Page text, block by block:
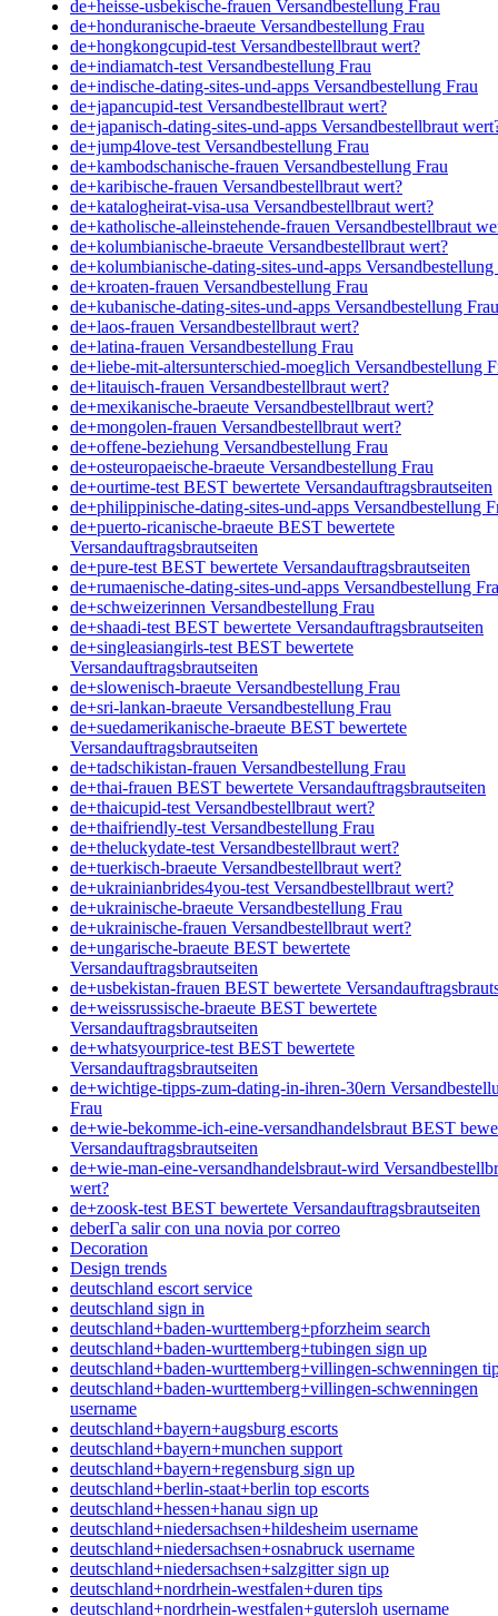
de+heisse-usbekische-frauen Versandbestellung Frau
de+honduranische-braeute Versandbestellung Frau
de+hongkongcupid-test Versandbestellbraut wert?
de+indiamatch-test Versandbestellung Frau
de+indische-dating-sites-und-apps Versandbestellung Frau
de+japancupid-test Versandbestellbraut wert?
de+japanisch-dating-sites-und-apps Versandbestellbraut
de+jump4love-test Versandbestellung Frau
de+kambodschanische-frauen Versandbestellung Frau
de+karibische-frauen Versandbestellbraut wert?
de+katalogheirat-visa-usa Versandbestellbraut wert?
de+katholische-alleinstehende-frauen Versandbestellbraut
de+kolumbianische-braeute Versandbestellbraut wert?
de+kolumbianische-dating-sites-und-apps Versandbestellung
de+kroaten-frauen Versandbestellung Frau
de+kubanische-dating-sites-und-apps Versandbestellung Frau
de+laos-frauen Versandbestellbraut wert?
de+latina-frauen Versandbestellung Frau
de+liebe-mit-altersunterschied-moeglich Versandbestellung
de+litauisch-frauen Versandbestellbraut wert?
de+mexikanische-braeute Versandbestellbraut wert?
de+mongolen-frauen Versandbestellbraut wert?
de+offene-beziehung Versandbestellung Frau
de+osteuropaeische-braeute Versandbestellung Frau
de+ourtime-test BEST bewertete Versandauftragsbrautseiten
de+philippinische-dating-sites-und-apps Versandbestellung
de+puerto-ricanische-braeute BEST bewertete
Versandauftragsbrautseiten
de+pure-test BEST bewertete Versandauftragsbrautseiten
de+rumaenische-dating-sites-und-apps Versandbestellung
de+schweizerinnen Versandbestellung Frau
de+shaadi-test BEST bewertete Versandauftragsbrautseiten
de+singleasiangirls-test BEST bewertete
Versandauftragsbrautseiten
de+slowenisch-braeute Versandbestellung Frau
de+sri-lankan-braeute Versandbestellung Frau
de+suedamerikanische-braeute BEST bewertete
Versandauftragsbrautseiten
de+tadschikistan-frauen Versandbestellung Frau
de+thai-frauen BEST bewertete Versandauftragsbrautseiten
de+thaicupid-test Versandbestellbraut wert?
de+thaifriendly-test Versandbestellung Frau
de+theluckydate-test Versandbestellbraut wert?
de+tuerkisch-braeute Versandbestellbraut wert?
de+ukrainianbrides4you-test Versandbestellbraut wert?
de+ukrainische-braeute Versandbestellung Frau
de+ukrainische-frauen Versandbestellbraut wert?
de+ungarische-braeute BEST bewertete
Versandauftragsbrautseiten
de+usbekistan-frauen BEST bewertete
de+weissrussische-braeute BEST bewertete
Versandauftragsbrautseiten
de+whatsyourprice-test BEST bewertete
Versandauftragsbrautseiten
de+wichtige-tipps-zum-dating-in-ihren-30ern
Frau
de+wie-bekomme-ich-eine-versandhandelsbraut BEST
Versandauftragsbrautseiten
de+wie-man-eine-versandhandelsbraut-wird
wert?
de+zoosk-test BEST bewertete Versandauftragsbrautseiten
deberГ­a salir con una novia por correo
Decoration
Design trends
deutschland escort service
deutschland sign in
deutschland+baden-wurttemberg+pforzheim search
deutschland+baden-wurttemberg+tubingen sign up
deutschland+baden-wurttemberg+villingen-schwenningen
deutschland+baden-wurttemberg+villingen-schwenningen
username
deutschland+bayern+augsburg escorts
deutschland+bayern+munchen support
deutschland+bayern+regensburg sign up
deutschland+berlin-staat+berlin top escorts
deutschland+hessen+hanau sign up
deutschland+niedersachsen+hildesheim username
deutschland+niedersachsen+osnabruck username
deutschland+niedersachsen+salzgitter sign up
deutschland+nordrhein-westfalen+duren tips
deutschland+nordrhein-westfalen+gutersloh username